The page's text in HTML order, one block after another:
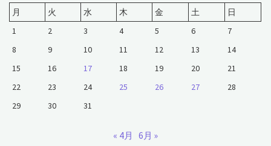
月
火 水 木 金 土
日
1
2 3 4 5 6
7
8
9 10 11 12 13
14
15
16 17 18 19 20
21
22
23 24 25 26 27
28
29
30 31
« 4月 6月 »